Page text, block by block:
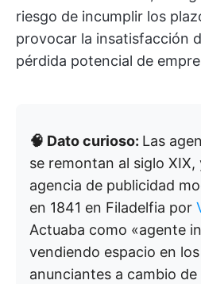
riesgo de incumplir los
provocar la insatisfacción
pérdida potencial de
🧠 Dato curioso: Las
se remontan al siglo XIX,
agencia de publicidad
en 1841 en Filadelfia por
Actuaba como «agente
vendiendo espacio en
anunciantes a cambio